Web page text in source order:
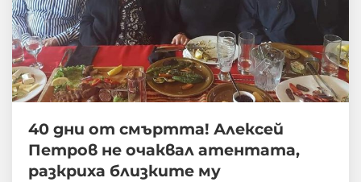
40 дни от смъртта! Алексей
Петров не очаквал атентата,
разкриха близките му